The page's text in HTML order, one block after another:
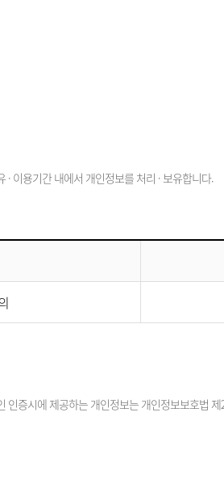
이용기간 내에서 개인정보를 처리 · 보유합니다.
증시에 제공하는 개인정보는 개인정보보호법